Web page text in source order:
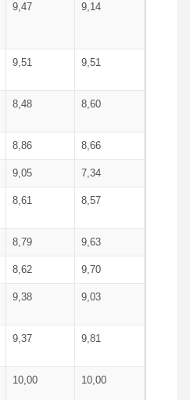
9,47 9,14
9,51 9,51
8,48 8,60
8,86 8,66
9,05 7,34
8,61 8,57
8,79 9,63
8,62 9,70
9,38 9,03
9,37 9,81
10,00 10,00